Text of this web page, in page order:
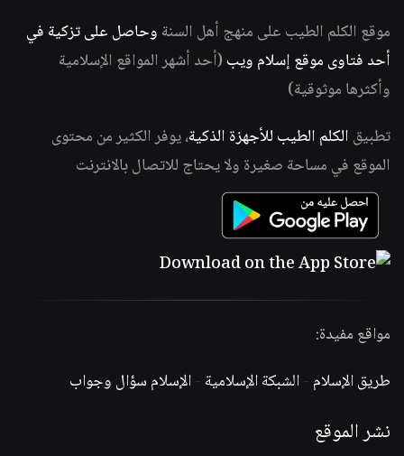
موقع الكلم الطيب على منهج أهل السنة وحاصل على تزكية في
أحد فتاوى موقع إسلام ويب (أحد أشهر المواقع الإسلامية
وأكثرها موثوقية)
تطبيق الكلم الطيب للأجهزة الذكية، يوفر الكثير من محتوى
الموقع في مساحة صغيرة ولا يحتاج للاتصال بالانترنت
مواقع مفيدة:
طريق الإسلام -الشبكة الإسلامية -الإسلام سؤال وجواب
نشر الموقع